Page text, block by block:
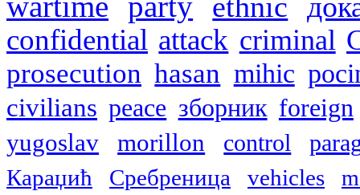
confidential attack criminal
prosecution hasan mihic
civilians peace зборник foreign
yugoslav
morillon control
Караџић Сребреница vehicles